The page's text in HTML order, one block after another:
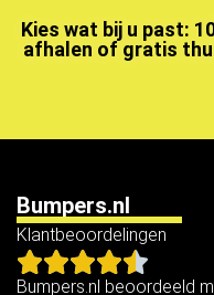
Kies wat bij u past:
afhalen of gratis
Bumpers.nl
Klantbeoordelingen
Bumpers.nl beoordeeld